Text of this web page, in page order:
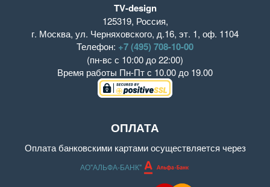
TV-design
125319, Россия,
г. Москва, ул. Черняховского, д.16, эт. 1, оф. 1104
Телефон: +7 (495) 708-10-00
(пн-вс с 10:00 до 22:00)
Время работы Пн-Пт с 10.00 до 19.00
ОПЛАТА
Оплата банковскими картами осуществляется через
АО"АЛЬФА-БАНК"